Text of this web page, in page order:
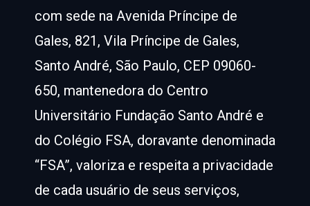
com sede na Avenida Príncipe de
Gales, 821, Vila Príncipe de Gales,
Santo André, São Paulo, CEP 09060-
650, mantenedora do Centro
Universitário Fundação Santo André e
do Colégio FSA, doravante denominada
“FSA”, valoriza e respeita a privacidade
de cada usuário de seus serviços,